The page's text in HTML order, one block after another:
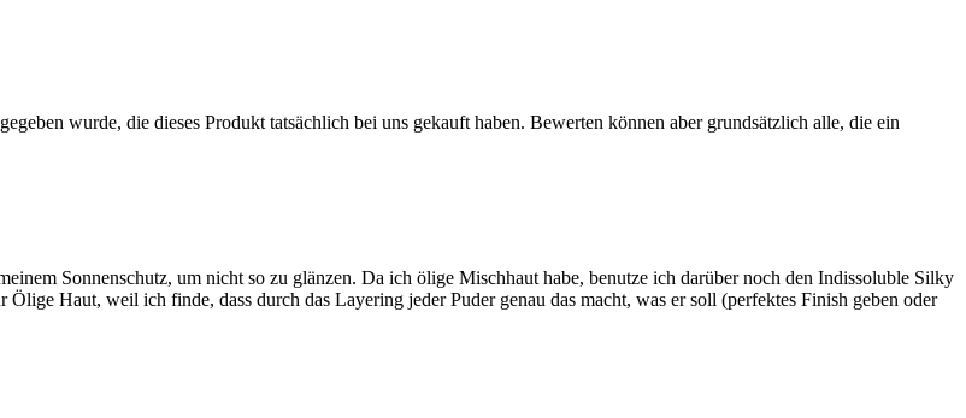
wurde, die dieses Produkt tatsächlich bei uns gekauft haben. Bewerten können aber grundsätzlich alle, die ein
Sonnenschutz, um nicht so zu glänzen. Da ich ölige Mischhaut habe, benutze ich darüber noch den Indissoluble Silky
Haut, weil ich finde, dass durch das Layering jeder Puder genau das macht, was er soll (perfektes Finish geben oder